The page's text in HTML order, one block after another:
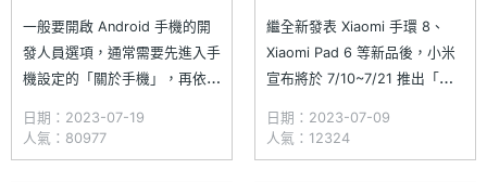
一般要開啟 Android 手機的開
發人員選項，通常需要先進入手
機設定的「關於手機」，再依序
「版本號碼」即可啟動，但是小
米手機所使用的 MIUI 介面則稍
日期：2023-07-19
人氣：80977
繼全新發表 Xiaomi 手環 8、
Xiaomi Pad 6 等新品後，小米
宣布將於 7/10~7/21 推出「就
精選各式智慧型手機與智慧家電
優惠，其中 Xiaomi 13 Lite 直
日期：2023-07-09
人氣：12324